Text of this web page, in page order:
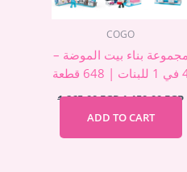
COGO
مجموعة بناء بيت الموضة –
648 قطعة
1.265,00EGP1.150,00EGP
ADD TO CART